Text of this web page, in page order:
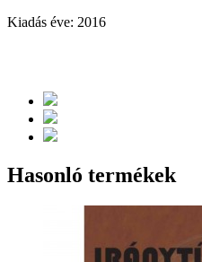
Kiadás éve: 2016
Hasonló termékek